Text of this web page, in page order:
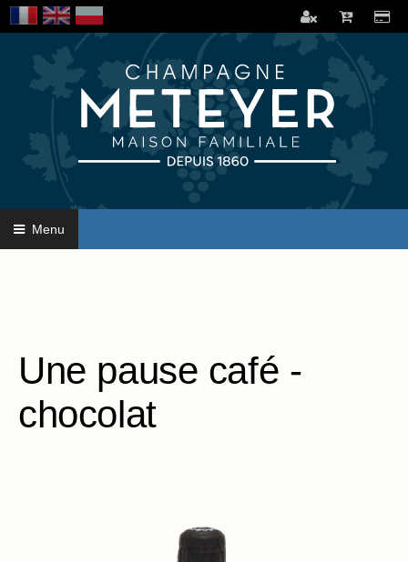
Menu
Une pause café -
chocolat